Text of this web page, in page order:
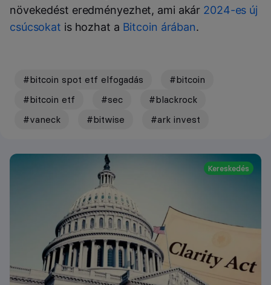
növekedést eredményezhet, ami akár 2024-es új
csúcsokat is hozhat a Bitcoin árában.
#bitcoin spot etf elfogadás
#bitcoin
#bitcoin etf
#sec
#blackrock
#vaneck
#bitwise #ark invest
Kereskedés